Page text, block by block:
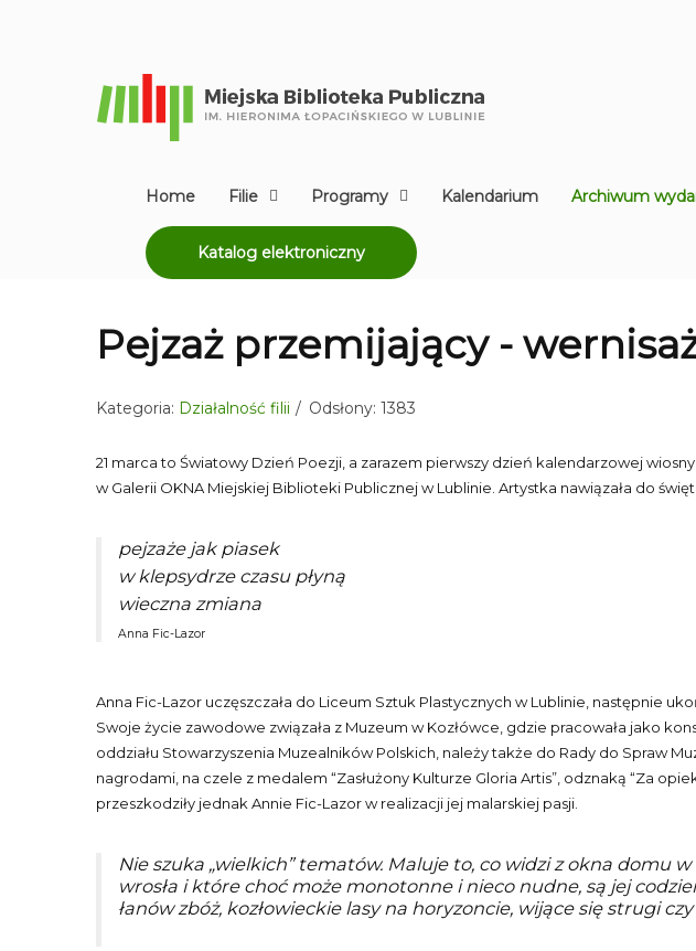
Home Filie Programy Kalendarium Archiwum
Katalog elektroniczny
Pejzaż przemijający -
Kategoria: Działalność filii Odsłony: 1383
21 marca to Światowy Dzień Poezji, a zarazem pierwszy dzień kalendarzowej
w Galerii OKNA Miejskiej Biblioteki Publicznej w Lublinie. Artystka nawiązała do
pejzaże jak piasek
w klepsydrze czasu płyną
wieczna zmiana
Anna Fic-Lazor
Anna Fic-Lazor uczęszczała do Liceum Sztuk Plastycznych w Lublinie, następnie
Swoje życie zawodowe związała z Muzeum w Kozłówce, gdzie pracowała jako
oddziału Stowarzyszenia Muzealników Polskich, należy także do Rady do Spraw
nagrodami, na czele z medalem “Zasłużony Kulturze Gloria Artis”, odznaką “Za
przeszkodziły jednak Annie Fic-Lazor w realizacji jej malarskiej pasji.
Nie szuka „wielkich” tematów. Maluje to, co widzi z okna domu
wrosła i które choć może monotonne i nieco nudne, są jej
łanów zbóż, kozłowieckie lasy na horyzoncie, wijące się strugi